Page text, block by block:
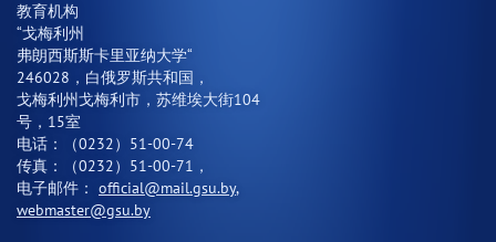
教育机构
“戈梅利州
弗朗西斯斯卡里亚纳大学“
246028，白俄罗斯共和国，
戈梅利州戈梅利市，苏维埃大街104
号，15室
电话：（0232）51-00-74
传真：（0232）51-00-71，
电子邮件： official@mail.gsu.by,
webmaster@gsu.by